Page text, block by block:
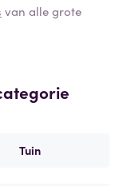
van alle grote
Tuin